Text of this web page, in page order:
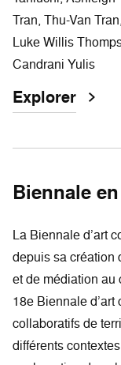
Tran, Thu-Van
Luke Willis
Candrani Yulis
Explorer
Biennale
La Biennale d’art
depuis sa création
et de médiation au
18e Biennale
collaboratifs de
différents